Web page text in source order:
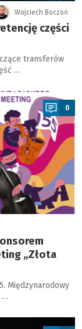
Wojciech Boczoń
części
transferów
…
0
„Złota
Międzynarodowy
…